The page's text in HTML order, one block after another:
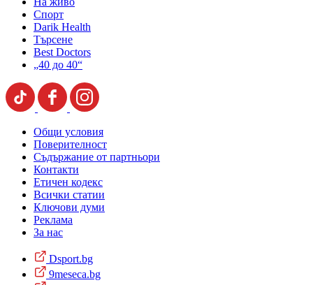
Спорт
Darik Health
Търсене
Best Doctors
„40 до 40“
Общи условия
Поверителност
Съдържание от партньори
Контакти
Етичен кодекс
Всички статии
Ключови думи
Реклама
За нас
Dsport.bg
9meseca.bg